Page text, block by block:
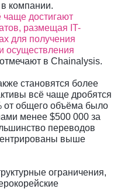
компании.
чаще достигают
размещая IT-
для получения
осуществления
в Chainalysis.
становятся более
всё чаще дробятся
от общего объёма было
менее $500 000 за
переводов
выше
ограничения,